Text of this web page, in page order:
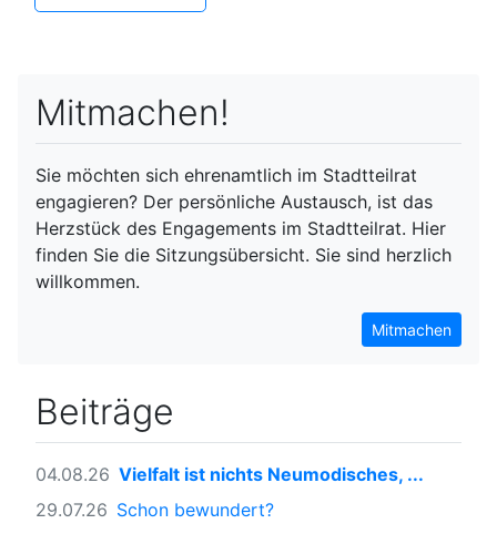
Beiträge
04.08.26 Vielfalt ist nichts Neumodisches, ...
29.07.26 Schon bewundert?
Mitmachen!
Sie möchten sich ehrenamtlich im Stadtteilrat
engagieren? Der persönliche Austausch, ist das
Herzstück des Engagements im Stadtteilrat. Hier
finden Sie die Sitzungsübersicht. Sie sind herzlich
willkommen.
Mitmachen